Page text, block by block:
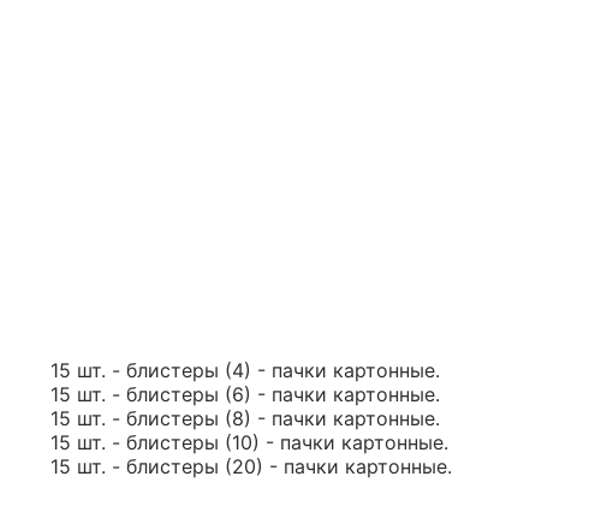
15 шт. - блистеры (4) - пачки картонные.
15 шт. - блистеры (6) - пачки картонные.
15 шт. - блистеры (8) - пачки картонные.
15 шт. - блистеры (10) - пачки картонные.
15 шт. - блистеры (20) - пачки картонные.